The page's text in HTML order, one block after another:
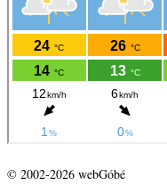
© 2002-2026 webGóbé